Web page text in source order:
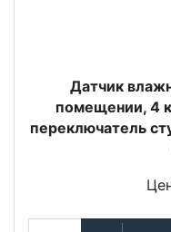
Датчик
помещении, 4
переключатель